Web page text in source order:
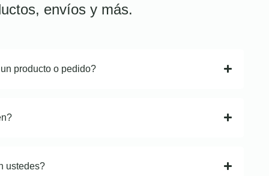
envíos y más.
producto o pedido?
ustedes?